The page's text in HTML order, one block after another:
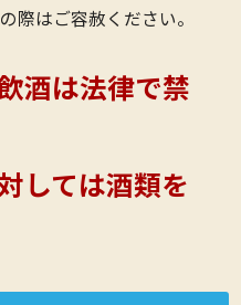
際はご容赦ください。
酒は法律で禁
しては酒類を